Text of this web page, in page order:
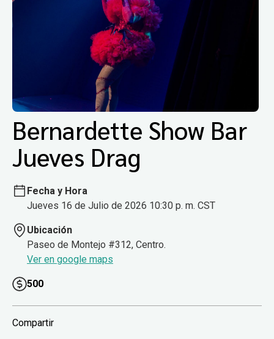
Bernardette Show Bar
Jueves Drag
Fecha y Hora
Jueves 16 de Julio de 2026 10:30 p. m. CST
Ubicación
Paseo de Montejo #312, Centro.
Ver en google maps
500
Compartir